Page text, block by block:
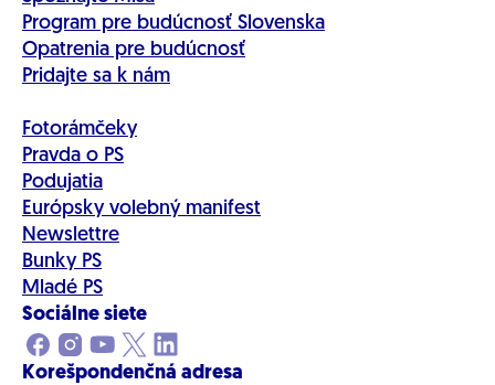
Program pre budúcnosť Slovenska
Opatrenia pre budúcnosť
Pridajte sa k nám
Fotorámčeky
Pravda o PS
Podujatia
Európsky volebný manifest
Newslettre
Bunky PS
Mladé PS
Sociálne siete
Korešpondenčná adresa